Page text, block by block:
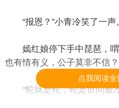
“报恩？”小青冷笑了一声
嫣红娘停下手中琵琶，喟
也有情有义，公子莫非不信？
“蛇就是蛇，蛇是世间最
点我阅读全